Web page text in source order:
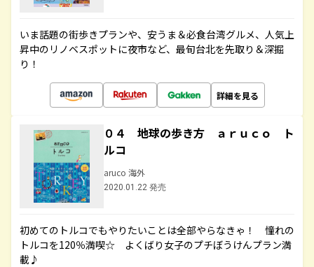
いま話題の街歩きプランや、安うま＆必食台湾グルメ、人気上
昇中のリノベスポットに夜市など、最旬台北を先取り＆深掘
り！
詳細を見る
０４ 地球の歩き方 ａｒｕｃｏ ト
ルコ
aruco 海外
2020.01.22 発売
初めてのトルコでもやりたいことは全部やらなきゃ！ 憧れの
トルコを120％満喫☆ よくばり女子のプチぼうけんプラン満
載♪